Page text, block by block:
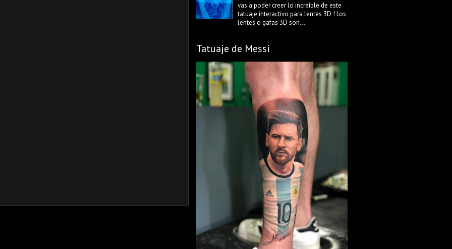
vas a poder creer lo increíble de este
tatuaje interactivo para lentes 3D ! Los
lentes o gafas 3D son...
Tatuaje de Messi